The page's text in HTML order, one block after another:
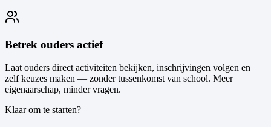
Betrek ouders actief
Laat ouders direct activiteiten bekijken, inschrijvingen volgen en
zelf keuzes maken — zonder tussenkomst van school. Meer
eigenaarschap, minder vragen.
Klaar om te starten?